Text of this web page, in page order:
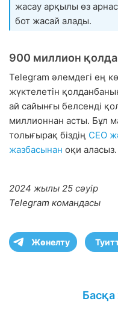
жасау арқылы өз
бот жасай алады.
900 миллион
Telegram әлемдегі ең
жүктелетін
ай сайынғы белсенді
миллионнан асты. Бұл
толығырақ біздің CEO
жазбасынан оқи аласыз.
2024 жылы 25 сәуір
Telegram командасы
Жөнелту